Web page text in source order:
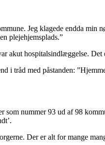
Jeg klagede endda
plejehjemsplads.”
akut hospitalsindlæggelse.
i tråd med påstanden:
nummer 93 ud af 98
Der er alt for mange